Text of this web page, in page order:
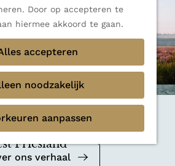
Door op accepteren te
hiermee akkoord te gaan.
accepteren
noodzakelijk
aanpassen
2026
en ontdek de
om samen te werken.
ons verhaal
Friesland